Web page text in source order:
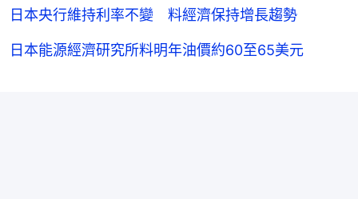
日本央行維持利率不變 料經濟保持增長趨勢
日本能源經濟研究所料明年油價約60至65美元